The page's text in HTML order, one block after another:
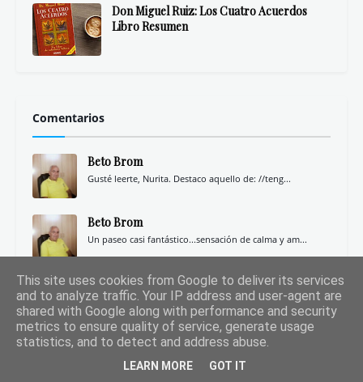
Don Miguel Ruiz: Los Cuatro Acuerdos
Libro Resumen
Comentarios
Beto Brom
Gusté leerte, Nurita. Destaco aquello de: //teng...
Beto Brom
Un paseo casi fantástico...sensación de calma y am...
Beto Brom
Interesantes tus apreciaciones. Shalom colega de l...
This site uses cookies from Google to deliver its services
and to analyze traffic. Your IP address and user-agent are
shared with Google along with performance and security
metrics to ensure quality of service, generate usage
statistics, and to detect and address abuse.
LEARN MORE GOT IT